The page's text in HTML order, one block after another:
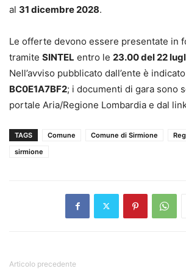
al 31 dicembre 2028.
Le offerte devono essere presentate in
tramite SINTEL entro le 23.00 del 22
Nell’avviso pubblicato dall’ente è
BC0E1A7BF2; i documenti di gara sono
portale Aria/Regione Lombardia e dal
TAGS Comune Comune di Sirmione
sirmione
Articolo precedente